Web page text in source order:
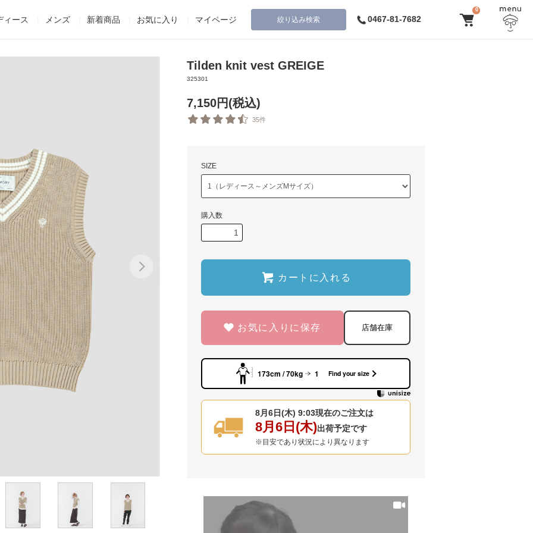
ィース メンズ 新着商品 お気に入り マイページ 絞り込み検索 0467-81-7682
0
Tilden knit vest GREIGE
325301
7,150円(税込)
35件
SIZE
購入数
カートに入れる
お気に入りに保存 店舗在庫
173cm / 70kg 1 Find your size
8月6日(木) 9:03現在のご注文は
8月6日(木)出荷予定です
※目安であり状況により異なります